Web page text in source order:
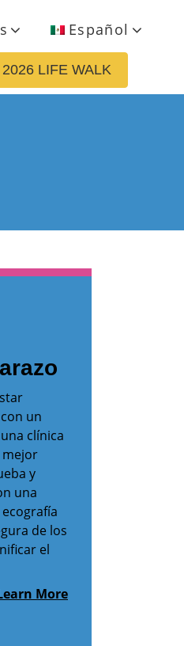
Español
2026 LIFE WALK
un
clínica
mejor
y
una
de los
el
More